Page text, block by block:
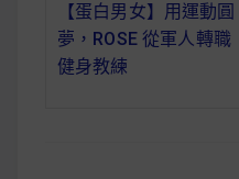
【蛋白男女】用運動圓
夢，ROSE 從軍人轉職
健身教練